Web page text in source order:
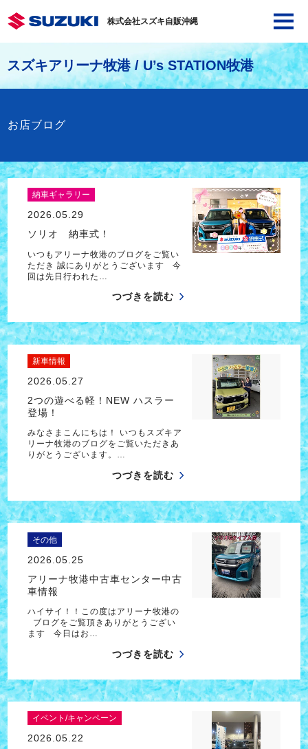
株式会社スズキ自販沖縄
スズキアリーナ牧港 / U’s STATION牧港
お店ブログ
納車ギャラリー
2026.05.29
ソリオ 納車式！
いつもアリーナ牧港のブログをご覧い
ただき 誠にありがとうございます 今
回は先日行われた…
つづきを読む
新車情報
2026.05.27
2つの遊べる軽！NEW ハスラー
登場！
みなさまこんにちは！ いつもスズキア
リーナ牧港のブログをご覧いただきあ
りがとうございます。…
つづきを読む
その他
2026.05.25
アリーナ牧港中古車センター中古
車情報
ハイサイ！！この度はアリーナ牧港の
ブログをご覧頂きありがとうござい
ます 今日はお…
つづきを読む
イベント/キャンペーン
2026.05.22